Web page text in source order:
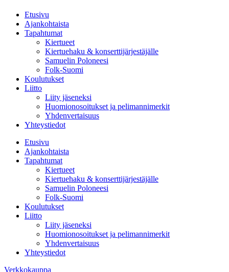
Etusivu
Ajankohtaista
Tapahtumat
Kiertueet
Kiertuehaku & konserttijärjestäjälle
Samuelin Poloneesi
Folk-Suomi
Koulutukset
Liitto
Liity jäseneksi
Huomionosoitukset ja pelimannimerkit
Yhdenvertaisuus
Yhteystiedot
Etusivu
Ajankohtaista
Tapahtumat
Kiertueet
Kiertuehaku & konserttijärjestäjälle
Samuelin Poloneesi
Folk-Suomi
Koulutukset
Liitto
Liity jäseneksi
Huomionosoitukset ja pelimannimerkit
Yhdenvertaisuus
Yhteystiedot
Verkkokauppa